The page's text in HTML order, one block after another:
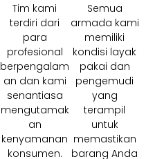
Tim kami
terdiri dari
para
profesional
berpengalam
an dan kami
senantiasa
mengutamak
an
kenyamanan
konsumen.
Semua
armada kami
memiliki
kondisi layak
pakai dan
pengemudi
yang
terampil
untuk
memastikan
barang Anda